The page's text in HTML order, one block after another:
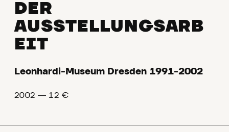
DER
AUSSTELLUNGSARB
EIT
Leonhardi-Museum Dresden 1991-2002
2002 ― 12 €